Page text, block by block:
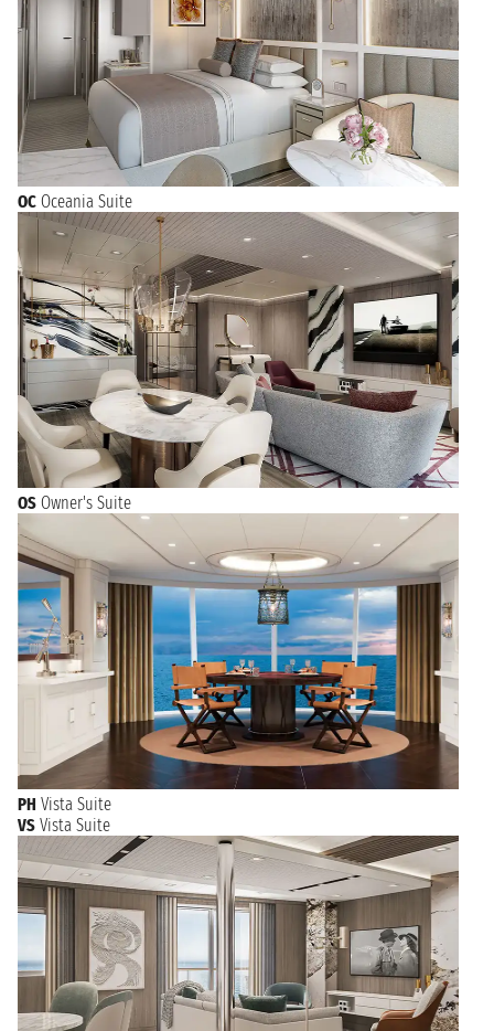
OC Oceania Suite
OS Owner's Suite
PH Vista Suite
VS Vista Suite